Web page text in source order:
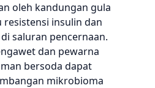
oleh kandungan gula
insulin dan
saluran pencernaan.
dan pewarna
bersoda dapat
mikrobioma